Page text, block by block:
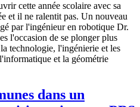
cette année scolaire avec sa
et il ne ralentit pas. Un nouveau
par l'ingénieur en robotique Dr.
l'occasion de se plonger plus
technologie, l'ingénierie et les
et la géométrie
dans un